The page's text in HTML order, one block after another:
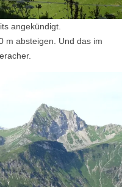
angekündigt.
m absteigen. Und das im